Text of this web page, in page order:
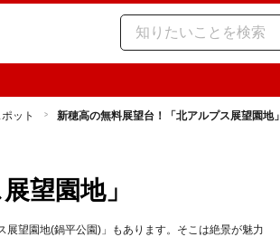
ット 新穂高の無料展望台！「北アルプス展望園地」
望園地」
望園地(鍋平公園)」もあります。そこは絶景が魅力